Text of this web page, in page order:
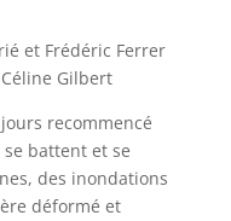
et Frédéric Ferrer
Gilbert
recommencé
battent et se
des inondations
déformé et